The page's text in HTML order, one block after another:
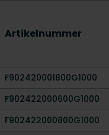
Artikelnummer
F902420001800G1000
F902422000600G1000
F902422000800G1000